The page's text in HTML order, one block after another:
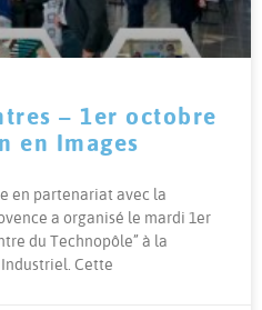
– 1er octobre
en Images
en partenariat avec la
a organisé le mardi 1er
du Technopôle” à la
Cette